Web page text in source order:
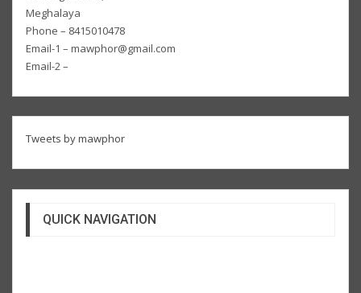
Meghalaya
Phone – 8415010478
Email-1 – mawphor@gmail.com
Email-2 –
Tweets by mawphor
QUICK NAVIGATION